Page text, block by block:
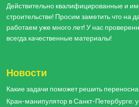
Действительно квалифицированные и
строительстве! Просим заметить что на
работаем уже много лет! У нас
всегда качественные материалы!
Новости
Какие задачи поможет решить
Кран-манипулятор в Санкт-Петербурге: